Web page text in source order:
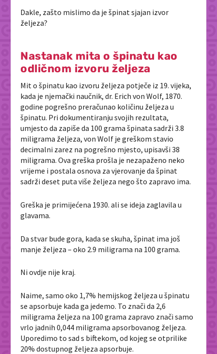
Dakle, zašto mislimo da je špinat sjajan izvor
željeza?
Nastanak mita o špinatu kao
odličnom izvoru željeza
Mit o špinatu kao izvoru željeza potječe iz 19. vijeka,
kada je njemački naučnik, dr. Erich von Wolf, 1870.
godine pogrešno preračunao količinu željeza u
špinatu. Pri dokumentiranju svojih rezultata,
umjesto da zapiše da 100 grama špinata sadrži 3.8
miligrama željeza, von Wolf je greškom stavio
decimalni zarez na pogrešno mjesto, upisavši 38
miligrama. Ova greška prošla je nezapaženo neko
vrijeme i postala osnova za vjerovanje da špinat
sadrži deset puta više željeza nego što zapravo ima.
Greška je primijećena 1930. ali se ideja zaglavila u
glavama.
Da stvar bude gora, kada se skuha, špinat ima još
manje željeza – oko 2.9 miligrama na 100 grama.
Ni ovdje nije kraj.
Naime, samo oko 1,7% hemijskog željeza u špinatu
se apsorbuje kada ga jedemo. To znači da 2,6
miligrama željeza na 100 grama zapravo znači samo
vrlo jadnih 0,044 miligrama apsorbovanog željeza.
Uporedimo to sad s biftekom, od kojeg se otprilike
20% dostupnog željeza apsorbuje.